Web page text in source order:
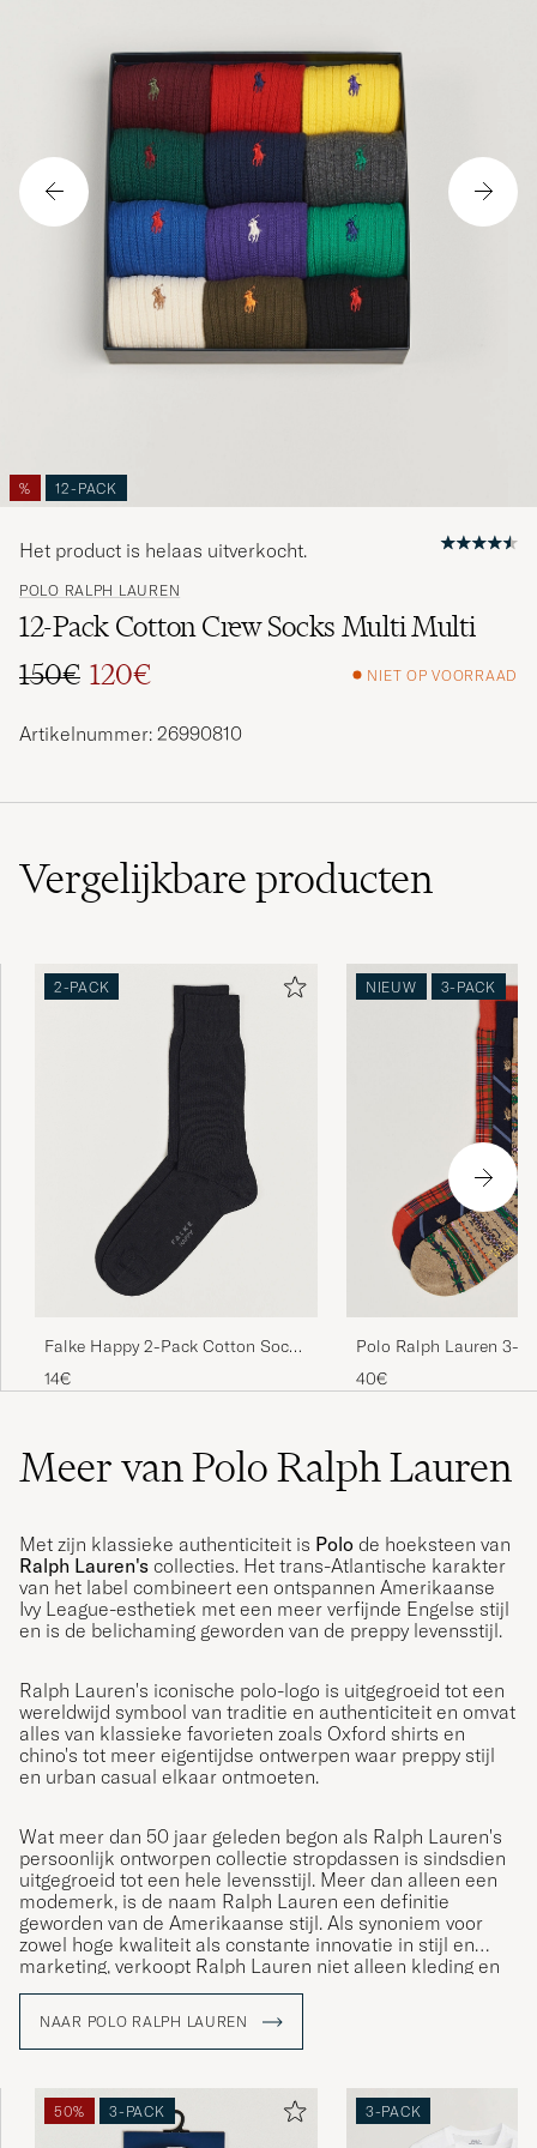
% 12-PACK
POLO RALPH LAUREN
12-Pack Cotton Crew Socks Multi Multi
Reguliere prijs
150€
Verlaagd prijs
120€ NIET OP VOORRAAD
Het product is helaas uitverkocht.
Artikelnummer: 26990810
Vergelijkbareproducten
2-PACK
Falke Happy 2-Pack Cotton Socks
Black
14€
NIEUW 3-PACK
Polo Ralph Lauren 3-
Crew Socks Multi
40€
Meer van Polo Ralph Lauren
Met zijn klassieke authenticiteit is Polo de hoeksteen van
Ralph Lauren's collecties. Het trans-Atlantische karakter
van het label combineert een ontspannen Amerikaanse
Ivy League-esthetiek met een meer verfijnde Engelse stijl
en is de belichaming geworden van de preppy levensstijl.
Ralph Lauren's iconische polo-logo is uitgegroeid tot een
wereldwijd symbool van traditie en authenticiteit en omvat
alles van klassieke favorieten zoals Oxford shirts en
chino's tot meer eigentijdse ontwerpen waar preppy stijl
en urban casual elkaar ontmoeten.
Wat meer dan 50 jaar geleden begon als Ralph Lauren's
persoonlijk ontworpen collectie stropdassen is sindsdien
uitgegroeid tot een hele levensstijl. Meer dan alleen een
modemerk, is de naam Ralph Lauren een definitie
geworden van de Amerikaanse stijl. Als synoniem voor
zowel hoge kwaliteit als constante innovatie in stijl en
marketing, verkoopt Ralph Lauren niet alleen kleding en
accessoires; ze verkopen een levensstijl die de
NAAR POLO RALPH LAUREN
50% 3-PACK 3-PACK